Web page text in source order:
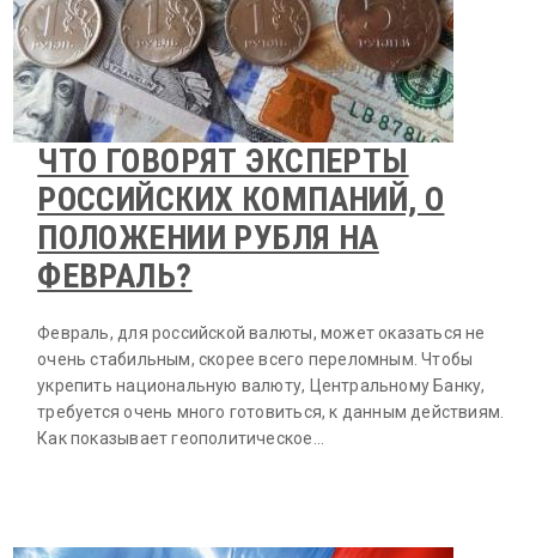
ЧТО ГОВОРЯТ ЭКСПЕРТЫ
РОССИЙСКИХ КОМПАНИЙ, О
ПОЛОЖЕНИИ РУБЛЯ НА
ФЕВРАЛЬ?
Февраль, для российской валюты, может оказаться не
очень стабильным, скорее всего переломным. Чтобы
укрепить национальную валюту, Центральному Банку,
требуется очень много готовиться, к данным действиям.
Как показывает геополитическое…